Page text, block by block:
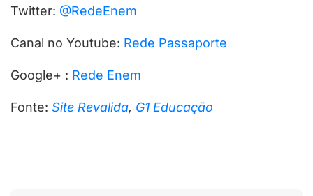
Twitter: @RedeEnem
Canal no Youtube: Rede Passaporte
Google+ : Rede Enem
Fonte: Site Revalida, G1 Educação